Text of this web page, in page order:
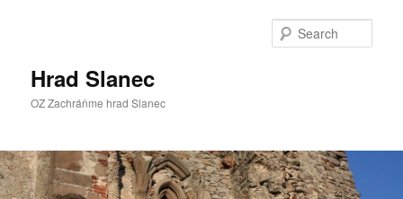
Hrad Slanec
OZ Zachráňme hrad Slanec